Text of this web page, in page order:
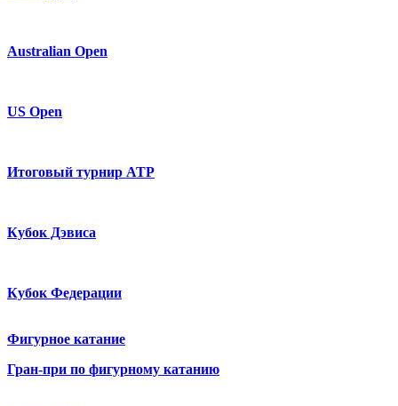
Australian Open
US Open
Итоговый турнир ATP
Кубок Дэвиса
Кубок Федерации
Фигурное катание
Гран-при по фигурному катанию